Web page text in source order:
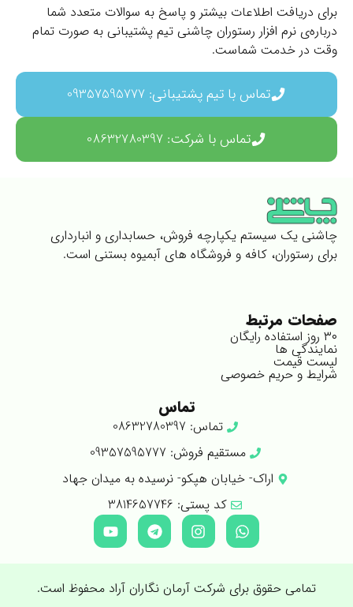
برای دریافت اطلاعات بیشتر و پاسخ به سوالات متعدد شما
درباره‌ی نرم افزار رستوران چاشنی تیم پشتیبانی به صورت تمام
وقت در خدمت شماست.
تماس با تیم پشتیبانی: 09357595777
تماس با شرکت: 08632780397
چاشنی یک سیستم یکپارچه فروش، حسابداری و انبارداری
برای رستوران، کافه و فروشگاه های آبمیوه بستنی است.
صفحات مرتبط
۳۰ روز استفاده رایگان
نمایندگی ها
لیست قیمت
شرایط و حریم خصوصی
تماس
تماس: 08632780397
مستقیم فروش: 09357595777
اراک- خیابان هپکو- نرسیده به میدان جهاد
کد پستی: 3814657746
تمامی حقوق برای شرکت آرمان نگاران آراد محفوظ است.